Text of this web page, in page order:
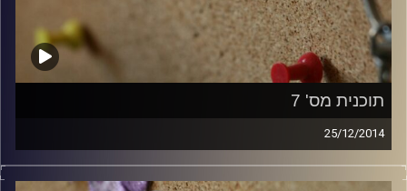
תוכנית מס' 7
25/12/2014
קלאסיקות רוק עם אורן הוף.